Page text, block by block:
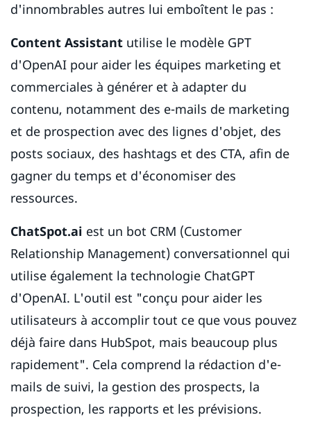
d'innombrables autres lui emboîtent le pas :
Content Assistant utilise le modèle GPT
d'OpenAI pour aider les équipes marketing et
commerciales à générer et à adapter du
contenu, notamment des e-mails de marketing
et de prospection avec des lignes d'objet, des
posts sociaux, des hashtags et des CTA, afin de
gagner du temps et d'économiser des
ressources.
ChatSpot.ai est un bot CRM (Customer
Relationship Management) conversationnel qui
utilise également la technologie ChatGPT
d'OpenAI. L'outil est "conçu pour aider les
utilisateurs à accomplir tout ce que vous pouvez
déjà faire dans HubSpot, mais beaucoup plus
rapidement". Cela comprend la rédaction d'e-
mails de suivi, la gestion des prospects, la
prospection, les rapports et les prévisions.